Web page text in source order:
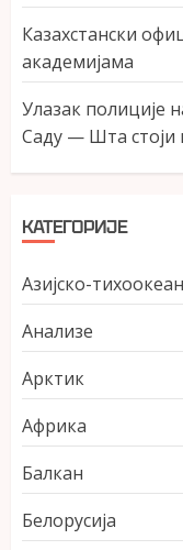
Казахстански
академијама
Улазак полиције
Саду — Шта стоји
КАТЕГОРИЈЕ
Азијско-
Анализе
Арктик
Африка
Балкан
Белорусија